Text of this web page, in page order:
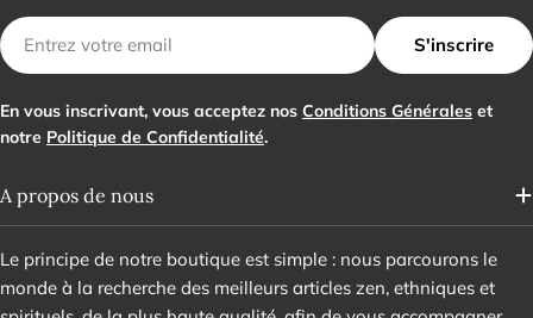
E-
mail
S'inscrire
En vous inscrivant, vous acceptez nos Conditions Générales et
notre Politique de Confidentialité.
A propos de nous
Le principe de notre boutique est simple : nous parcourons le
monde à la recherche des meilleurs articles zen, ethniques et